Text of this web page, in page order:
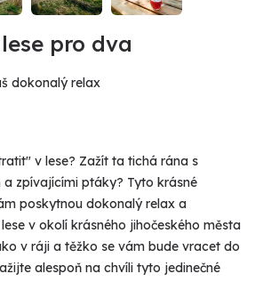
pro dva
dokonalý relax
v lese? Zažít ta tichá rána s
a zpívajícími ptáky? Tyto krásné
poskytnou dokonalý relax a
v okolí krásného jihočeského města
v ráji a těžko se vám bude vracet do
alespoň na chvíli tyto jedinečné